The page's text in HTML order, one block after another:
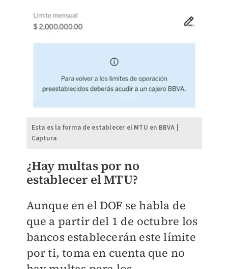
Esta es la forma de establecer el MTU en BBVA |
Captura
¿Hay multas por no
establecer el MTU?
Aunque en el DOF se habla de
que a partir del 1 de octubre los
bancos establecerán este límite
por ti, toma en cuenta que no